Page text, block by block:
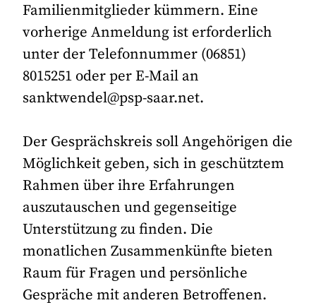
Familienmitglieder kümmern. Eine
vorherige Anmeldung ist erforderlich
unter der Telefonnummer (06851)
8015251 oder per E-Mail an
sanktwendel@psp-saar.net.
Der Gesprächskreis soll Angehörigen die
Möglichkeit geben, sich in geschütztem
Rahmen über ihre Erfahrungen
auszutauschen und gegenseitige
Unterstützung zu finden. Die
monatlichen Zusammenkünfte bieten
Raum für Fragen und persönliche
Gespräche mit anderen Betroffenen.